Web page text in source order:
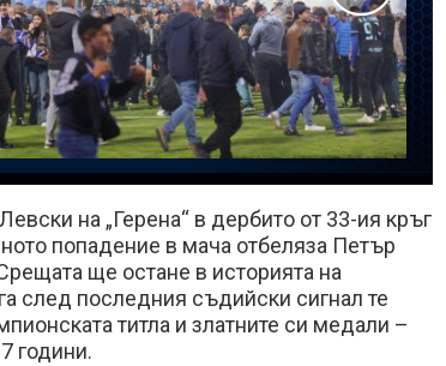
на „Герена“ в дербито от 33-ия кръг
попадение в мача отбеляза Петър
ще остане в историята на
след последния съдийски сигнал те
титла и златните си медали –
години.